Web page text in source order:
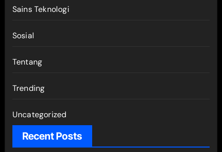
Sains Teknologi
Sosial
Tentang
Trending
Uncategorized
Recent Posts